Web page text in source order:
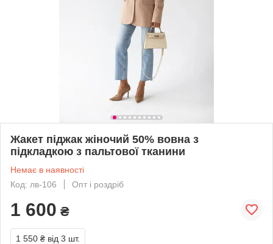
Жакет піджак жіночий 50% вовна з
підкладкою з пальтової тканини
Немає в наявності
Код: лв-106
Опт і роздріб
1 600 ₴
1 550 ₴ від 3 шт.